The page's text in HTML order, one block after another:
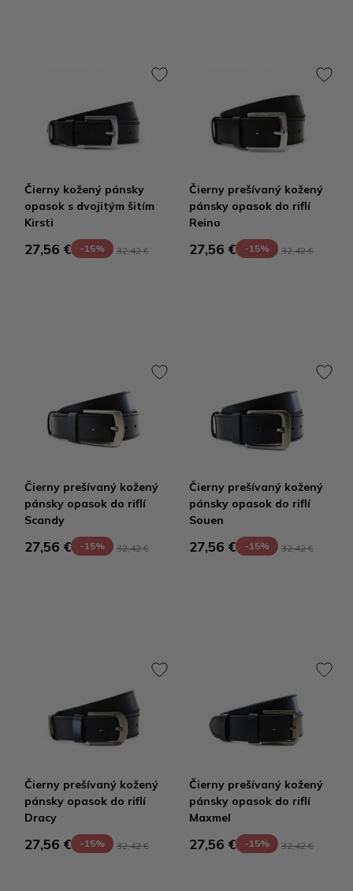
Čierny kožený pánsky
opasok s dvojitým šitím
Kirsti
27,56 € -15% 32,42 €
Čierny prešívaný kožený
pánsky opasok do riflí
Reino
27,56 € -15% 32,42 €
Čierny prešívaný kožený
pánsky opasok do riflí
Scandy
27,56 € -15% 32,42 €
Čierny prešívaný kožený
pánsky opasok do riflí
Souen
27,56 € -15% 32,42 €
Čierny prešívaný kožený
pánsky opasok do riflí
Dracy
27,56 € -15% 32,42 €
Čierny prešívaný kožený
pánsky opasok do riflí
Maxmel
27,56 € -15% 32,42 €